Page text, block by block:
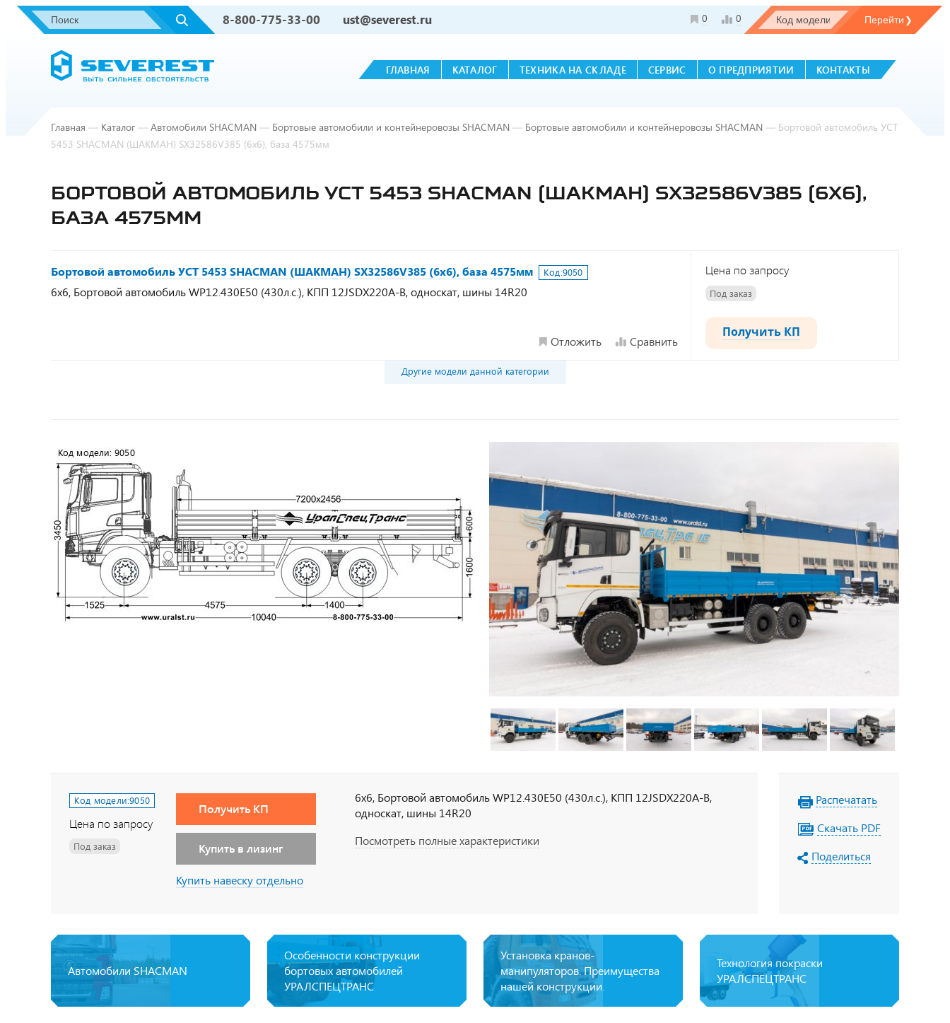
8-800-775-33-00 ust@severest.ru 0 0
ГЛАВНАЯ КАТАЛОГ ТЕХНИКА НА СКЛАДЕ СЕРВИС О ПРЕДПРИЯТИИ КОНТАКТЫ
Главная — Каталог — Автомобили SHACMAN — Бортовые автомобили и контейнеровозы SHACMAN — Бортовые автомобили и контейнеровозы SHACMAN — Бортовой автомобиль УСТ
5453 SHACMAN (ШАКМАН) SX32586V385 (6х6), база 4575мм
БОРТОВОЙ АВТОМОБИЛЬ УСТ 5453 SHACMAN (ШАКМАН) SX32586V385 (6Х6),
БАЗА 4575ММ
Бортовой автомобиль УСТ 5453 SHACMAN (ШАКМАН) SX32586V385 (6х6), база 4575мм Код:9050
6х6, Бортовой автомобиль WP12.430E50 (430л.с.), КПП 12JSDX220A-B, односкат, шины 14R20
Отложить Сравнить
Цена по запросу
Под заказ
Получить КП
Другие модели данной категории
Код модели:9050
Цена по запросу
Под заказ
Получить КП
Купить в лизинг
Купить навеску отдельно
6х6, Бортовой автомобиль WP12.430E50 (430л.с.), КПП 12JSDX220A-B,
односкат, шины 14R20
Посмотреть полные характеристики
Распечатать
Скачать PDF
Поделиться
Автомобили SHACMAN
Особенности конструкции
бортовых автомобилей
УРАЛСПЕЦТРАНС
Установка кранов-
манипуляторов. Преимущества
нашей конструкции.
Технология покраски
УРАЛСПЕЦТРАНС